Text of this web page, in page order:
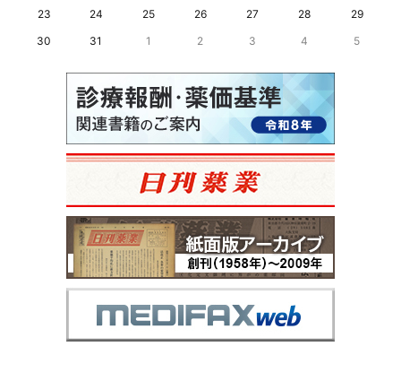
23
24 25 26 27 28
29
30
31 1 2 3 4 5